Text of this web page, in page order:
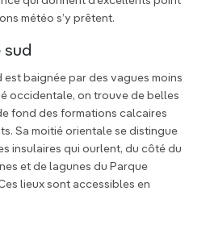
météo s’y prêtent.
sud
baignée par des vagues moins
occidentale, on trouve de belles
fond des formations calcaires
Sa moitié orientale se distingue
insulaires qui ourlent, du côté du
et de lagunes du Parque
lieux sont accessibles en